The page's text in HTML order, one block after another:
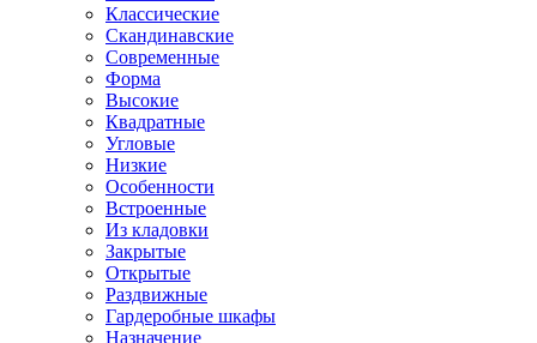
Классические
Скандинавские
Современные
Форма
Высокие
Квадратные
Угловые
Низкие
Особенности
Встроенные
Из кладовки
Закрытые
Открытые
Раздвижные
Гардеробные шкафы
Назначение